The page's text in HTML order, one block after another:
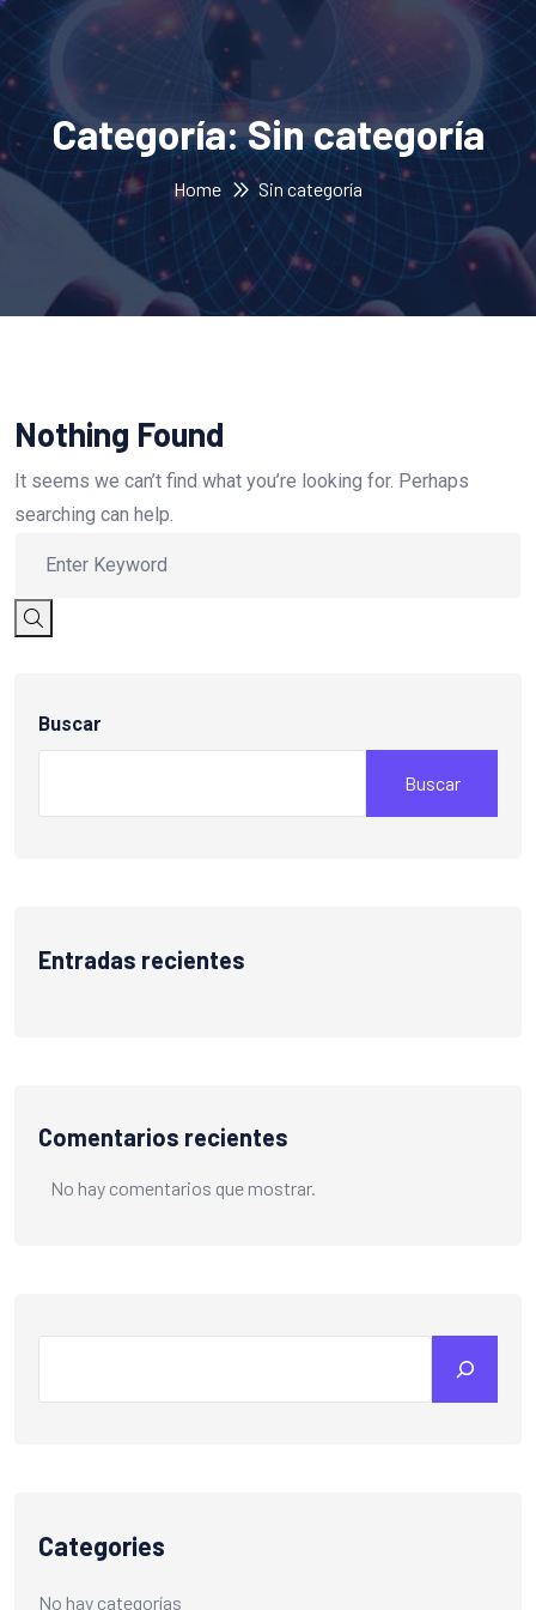
Categoría:Sin categoría
Home Sin categoría
Nothing Found
It seems we can’t find what you’re looking for. Perhaps
searching can help.
Buscar
Buscar
Entradas recientes
Comentarios recientes
No hay comentarios que mostrar.
Categories
No hay categorías